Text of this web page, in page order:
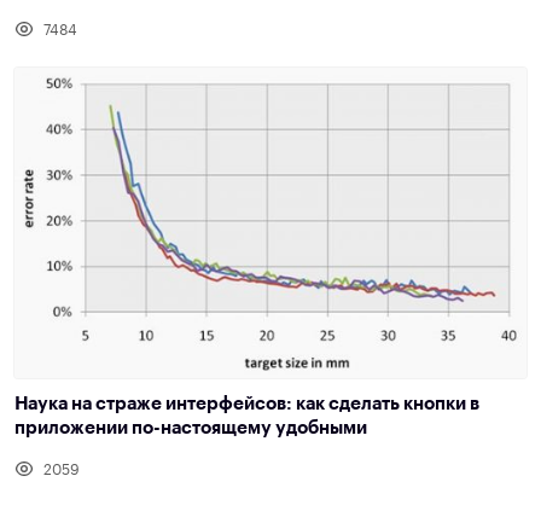
7484
Наука на страже интерфейсов: как сделать кнопки в
приложении по-настоящему удобными
2059